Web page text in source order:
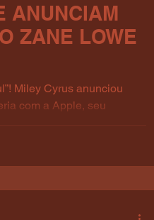
ANUNCIAM
ZANE LOWE
Miley Cyrus anunciou
com a Apple, seu